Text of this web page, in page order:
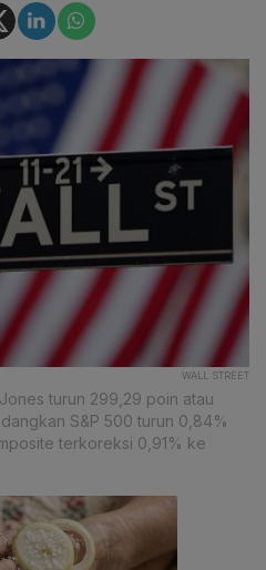
WALL STREET
turun 299,29 poin atau
S&P 500 turun 0,84%
terkoreksi 0,91% ke